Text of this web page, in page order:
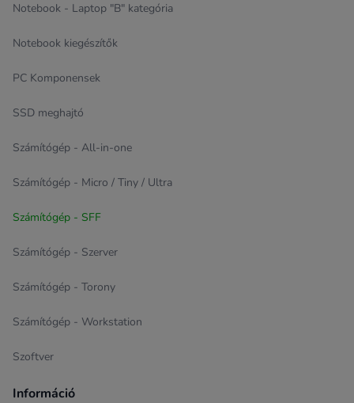
Notebook - Laptop "B" kategória
Notebook kiegészítők
PC Komponensek
SSD meghajtó
Számítógép - All-in-one
Számítógép - Micro / Tiny / Ultra
Számítógép - SFF
Számítógép - Szerver
Számítógép - Torony
Számítógép - Workstation
Szoftver
Információ